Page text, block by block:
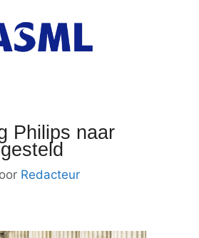
Philips naar
Redacteur